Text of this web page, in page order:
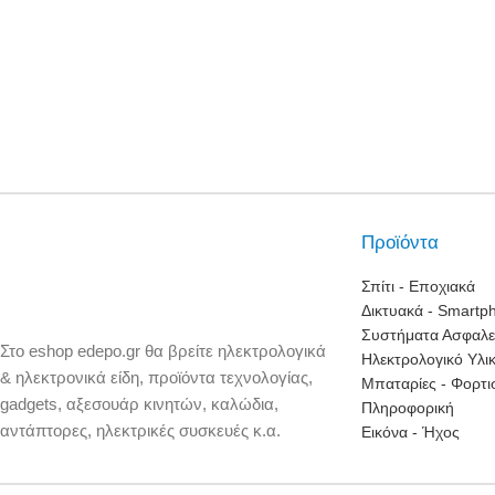
Πλυντήρια Ρούχων
Ρολόγια – Ξυπνητήρια
Μετεωρολογικοί Σταθμοί –
Θερμόμετρα Χώρου
Ζυγαριές Αποσκευών
Φούρνοι Μικροκυμάτων
Pizza Maker & Βάφλες
Pop Corn & Μαλλί Της Γριάς &
Κρεπιέρα
Τοστιέρες-βαφλιέρες
Αρτοπαρασκευαστές
Στο eshop edepo.gr θα βρείτε ηλεκτρολογικά
& ηλεκτρονικά είδη, προϊόντα τεχνολογίας,
gadgets, αξεσουάρ κινητών, καλώδια,
αντάπτορες, ηλεκτρικές συσκευές κ.α.
Προϊόντα
Σπίτι - Εποχιακά
Δικτυακά -
Συστήματα
Ηλεκτρολογικό
Μπαταρίες -
Πληροφορική
Εικόνα - Ήχος